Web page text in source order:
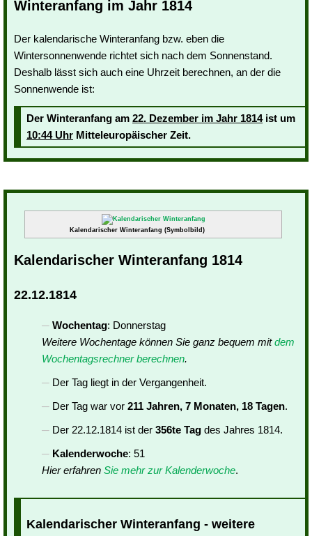
Winteranfang im Jahr 1814
Der kalendarische Winteranfang bzw. eben die
Wintersonnenwende richtet sich nach dem Sonnenstand.
Deshalb lässt sich auch eine Uhrzeit berechnen, an der die
Sonnenwende ist:
Der Winteranfang am 22. Dezember im Jahr 1814ist um
10:44 Uhr Mitteleuropäischer Zeit.
Kalendarischer Winteranfang (Symbolbild)
Kalendarischer Winteranfang 1814
22.12.1814
Wochentag: Donnerstag
Weitere Wochentage können Sie ganz bequem mitdem
Wochentagsrechner berechnen.
Der Tag liegt in der Vergangenheit.
Der Tag war vor 211 Jahren, 7 Monaten, 18 Tagen.
Der 22.12.1814 ist der 356te Tag des Jahres 1814.
Kalenderwoche: 51
Hier erfahren Sie mehr zur Kalenderwoche.
Kalendarischer Winteranfang - weitere